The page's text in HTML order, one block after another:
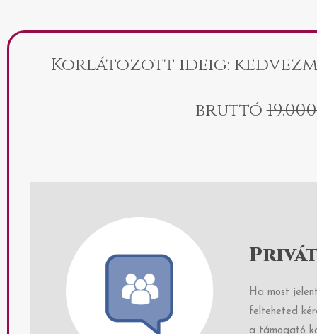
Korlátozott ideig:
bruttó
Ha most
felteheted
a támogató